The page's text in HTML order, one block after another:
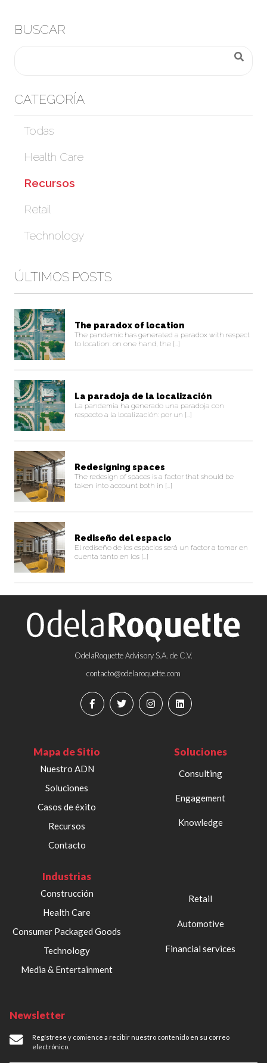
BUSCAR
CATEGORÍA
Todas
Health Care
Recursos
Retail
Technology
ÚLTIMOS POSTS
The paradox of location
The pandemic has generated a paradox with respect
to location: on one hand, the [...]
La paradoja de la localización
La pandemia ha generado una paradoja con
respecto a la localización: por un [...]
Redesigning spaces
The redesign of spaces is a factor that should be
taken into account both in [...]
Rediseño del espacio
El rediseño de los espacios será un factor a tomar en
cuenta tanto en los [...]
OdelaRoquette Advisory S.A. de C.V.
contacto@odelaroquette.com
Mapa de Sitio
Nuestro ADN
Soluciones
Casos de éxito
Recursos
Contacto
Soluciones
Consulting
Engagement
Knowledge
Industrias
Construcción
Health Care
Consumer Packaged Goods
Technology
Media & Entertainment
Retail
Automotive
Financial services
Newsletter
Regístrese y comience a recibir nuestro contenido en su correo
electrónico.